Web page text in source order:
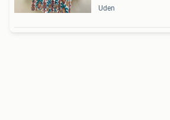
Uden